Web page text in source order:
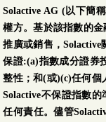
第一金全球富裕國家
債券基金-N類型-配
息型-人民幣
(本基金有一定比重
投資於非投資等級之
高風險債券且配息來
Solactive AG (以下簡
權方。基於該指數的金
推廣或銷售，Solactive
保證:(a)指數成分證券
整性；和(或)(c)任何個
Solactive不保證指數
任何責任。儘管